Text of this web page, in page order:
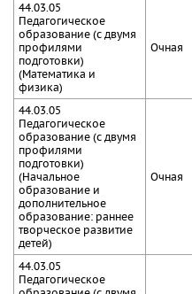
44.03.05
Педагогическое
образование (с двумя
профилями
подготовки)
(Математика и
физика)
Очная
44.03.05
Педагогическое
образование (с двумя
профилями
подготовки)
(Начальное
образование и
дополнительное
образование: раннее
творческое развитие
детей)
Очная
44.03.05
Педагогическое